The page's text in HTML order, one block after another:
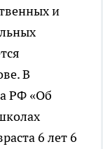
и
В
РФ «Об
6 лет 6